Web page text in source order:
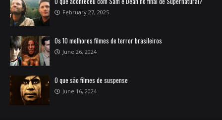
February 27, 2025
Os 10 melhores filmes de terror brasileiros
June 26, 2024
O que são filmes de suspense
June 16, 2024